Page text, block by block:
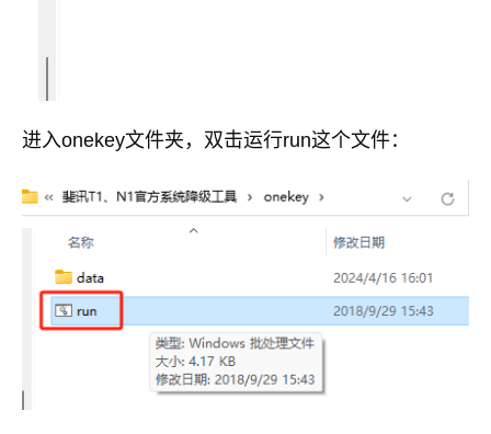
进入onekey文件夹，双击运行run这个文件：